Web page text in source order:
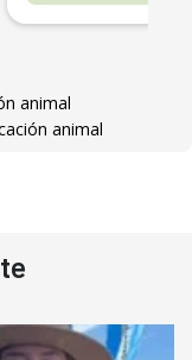
animal
animal